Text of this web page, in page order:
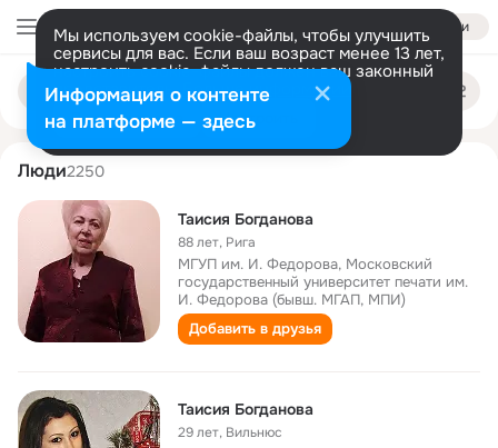
Войти
Мы используем cookie-файлы, чтобы улучшить
сервисы для вас. Если ваш возраст менее 13 лет,
настроить cookie-файлы должен ваш законный
представитель. Больше информации
Разрешить все Настроить
Поиск
людям
taisiya bogdanova
Люди2250
Таисия Богданова
88 лет, Рига
МГУП им. И. Федорова, Московский
государственный университет печати им.
И. Федорова (бывш. МГАП, МПИ)
Добавить в друзья
Таисия Богданова
29 лет, Вильнюс
Информация о контенте
на платформе — здесь